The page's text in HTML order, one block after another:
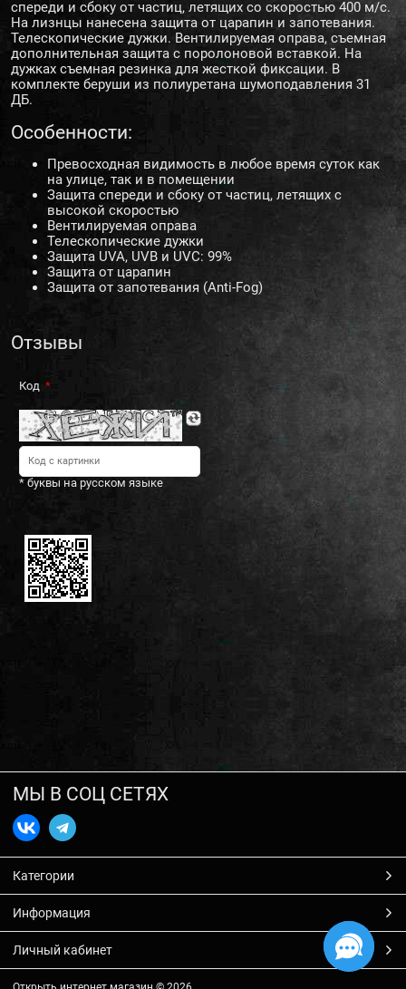
спереди и сбоку от частиц, летящих со скоростью 400 м/с.
На лизнцы нанесена защита от царапин и запотевания.
Телескопические дужки. Вентилируемая оправа, съемная
дополнительная защита с поролоновой вставкой. На
дужках съемная резинка для жесткой фиксации. В
комплекте беруши из полиуретана шумоподавления 31
ДБ.
Особенности:
Превосходная видимость в любое время суток как
на улице, так и в помещении
Защита спереди и сбоку от частиц, летящих с
высокой скоростью
Вентилируемая оправа
Телескопические дужки
Защита UVA, UVB и UVC: 99%
Защита от царапин
Защита от запотевания (Anti-Fog)
Отзывы
Код
* буквы на русском языке
МЫ В СОЦ СЕТЯХ
Категории
Информация
Личный кабинет